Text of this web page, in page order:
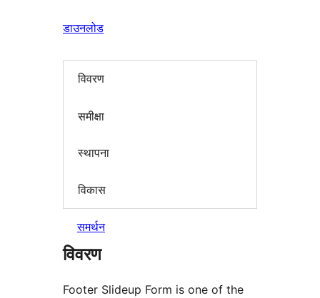
डाउनलोड
विवरण
समीक्षा
स्थापना
विकास
समर्थन
विवरण
Footer Slideup Form is one of the